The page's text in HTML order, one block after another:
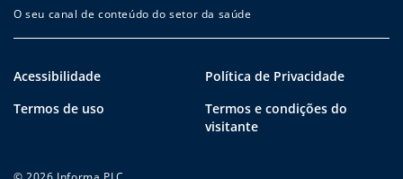
O seu canal de conteúdo do setor da saúde
Acessibilidade
Política de Privacidade
Termos de uso
Termos e condições do
visitante